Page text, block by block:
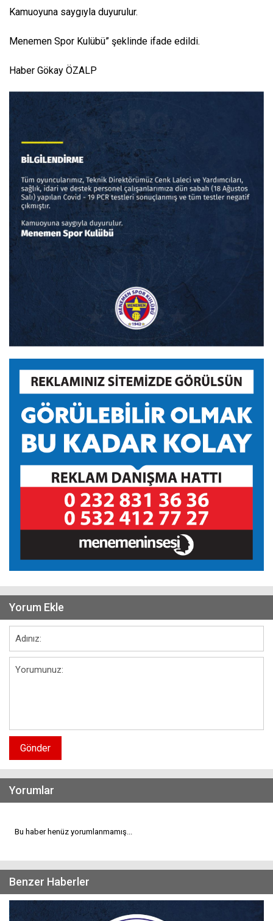
Kamuoyuna saygıyla duyurulur.
Menemen Spor Kulübü” şeklinde ifade edildi.
Haber Gökay ÖZALP
Yorum Ekle
Gönder
Yorumlar
Bu haber henüz yorumlanmamış...
Benzer Haberler